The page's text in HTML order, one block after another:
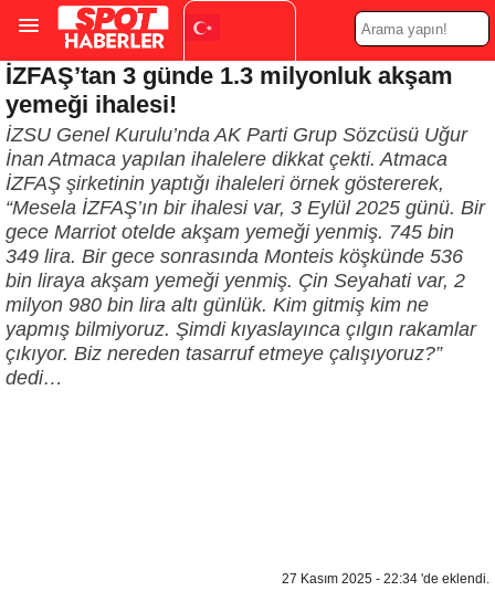
Turkish ▼
İZFAŞ’tan 3 günde 1.3 milyonluk akşam
yemeği ihalesi!
İZSU Genel Kurulu’nda AK Parti Grup Sözcüsü Uğur
İnan Atmaca yapılan ihalelere dikkat çekti. Atmaca
İZFAŞ şirketinin yaptığı ihaleleri örnek göstererek,
“Mesela İZFAŞ’ın bir ihalesi var, 3 Eylül 2025 günü. Bir
gece Marriot otelde akşam yemeği yenmiş. 745 bin
349 lira. Bir gece sonrasında Monteis köşkünde 536
bin liraya akşam yemeği yenmiş. Çin Seyahati var, 2
milyon 980 bin lira altı günlük. Kim gitmiş kim ne
yapmış bilmiyoruz. Şimdi kıyaslayınca çılgın rakamlar
çıkıyor. Biz nereden tasarruf etmeye çalışıyoruz?”
dedi…
27 Kasım 2025 - 22:34 'de eklendi.